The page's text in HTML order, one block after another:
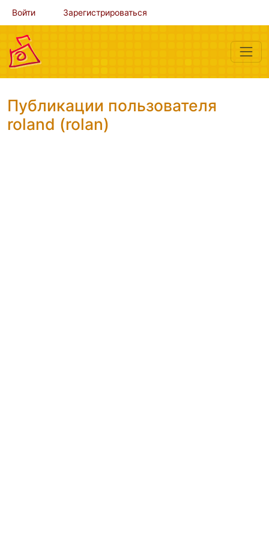
Войти Зарегистрироваться
Публикации пользователя
roland (rolan)